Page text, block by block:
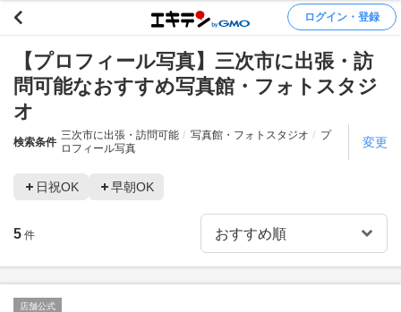
ログイン・登録
【プロフィール写真】三次市に出張・訪
問可能なおすすめ写真館・フォトスタジ
オ
検索条件
三次市に出張・訪問可能 写真館・フォトスタジオ
プ
ロフィール写真
変更
日祝OK 早朝OK
5 件
店舗公式